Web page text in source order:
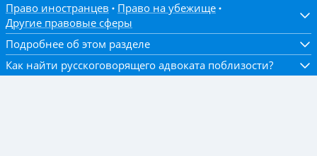
Право иностранцев
Право на убежище
Другие правовые сферы
Подробнее об этом разделе
Как найти русскоговорящего адвоката поблизости?